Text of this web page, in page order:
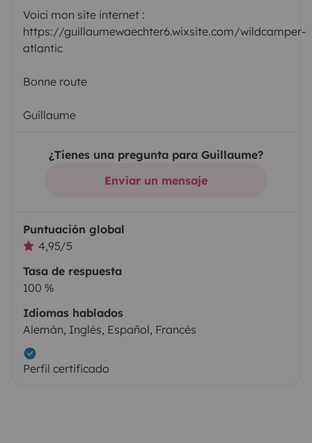
Voici mon site internet :
https://guillaumewaechter6.wixsite.com/wildcamper-
atlantic
Bonne route
Guillaume
¿Tienes una pregunta para Guillaume?
Enviar un mensaje
Puntuación global
4,95/5
Tasa de respuesta
100 %
Idiomas hablados
Alemán, Inglés, Español, Francés
Perfil certificado